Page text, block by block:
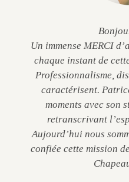
Un immense MERCI
chaque instant de
Professionnalisme,
caractérisent.
moments avec son
retranscrivant
Aujourd’hui nous
confiée cette mission